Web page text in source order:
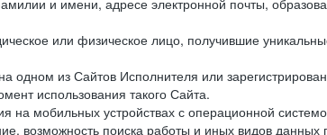
и имени, адресе электронной почты,
или физическое лицо, получившие
из Сайтов Исполнителя или
использования такого Сайта.
мобильных устройствах с операционной
возможность поиска работы и иных видов данных